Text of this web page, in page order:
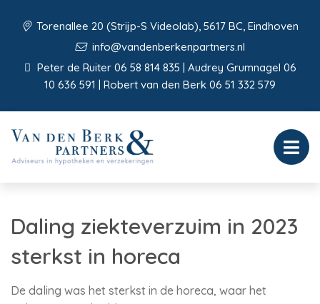
Torenallee 20 (Strijp-S Videolab), 5617 BC, Eindhoven
info@vandenberkenpartners.nl
Peter de Ruiter 06 58 814 835 | Audrey Grumnagel 06
10 636 591 | Robert van den Berk 06 51 332 579
Daling ziekteverzuim in 2023
sterkst in horeca
De daling was het sterkst in de horeca, waar het